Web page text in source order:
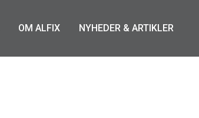
OM ALFIX NYHEDER & ARTIKLER